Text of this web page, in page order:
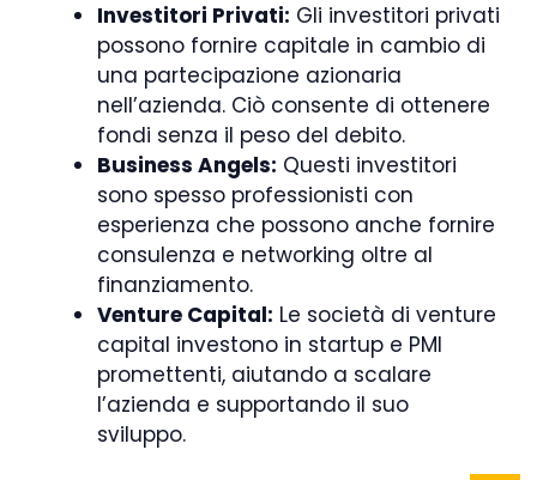
Investitori Privati: Gli investitori privati
possono fornire capitale in cambio di
una partecipazione azionaria
nell’azienda. Ciò consente di ottenere
fondi senza il peso del debito.
Business Angels: Questi investitori
sono spesso professionisti con
esperienza che possono anche fornire
consulenza e networking oltre al
finanziamento.
Venture Capital: Le società di venture
capital investono in startup e PMI
promettenti, aiutando a scalare
l’azienda e supportando il suo
sviluppo.